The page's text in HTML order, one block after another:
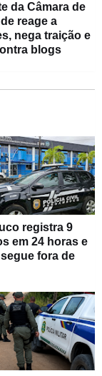
da Câmara de
reage a
nega traição e
blogs
registra 9
em 24 horas e
fora de